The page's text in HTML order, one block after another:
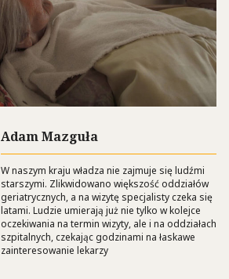
Adam Mazguła
W naszym kraju władza nie zajmuje się ludźmi
starszymi. Zlikwidowano większość oddziałów
geriatrycznych, a na wizytę specjalisty czeka się
latami. Ludzie umierają już nie tylko w kolejce
oczekiwania na termin wizyty, ale i na oddziałach
szpitalnych, czekając godzinami na łaskawe
zainteresowanie lekarzy